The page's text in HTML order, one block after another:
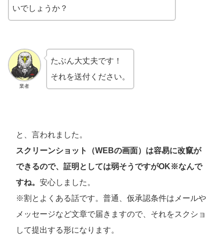
いでしょうか？
業者
たぶん大丈夫です！
それを送付ください。
と、言われました。
スクリーンショット（WEBの画面）は容易に改竄が
できるので、証明としては弱そうですがOK※なんで
すね。 安心しました。
※割とよくある話です。普通、仮承認条件はメールや
メッセージなど文章で届きますので、それをスクショ
して提出する形になります。